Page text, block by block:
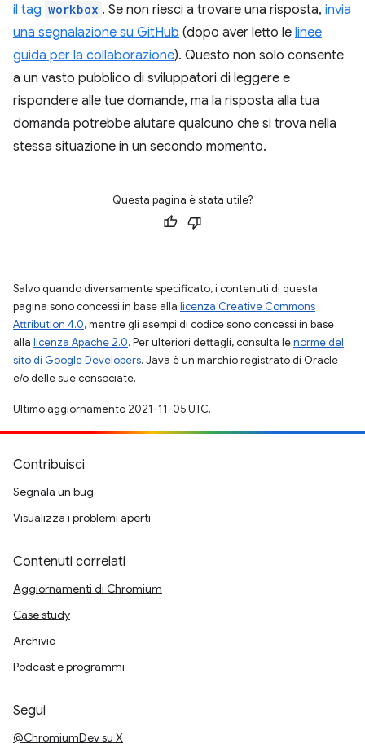
il tag workbox . Se non riesci a trovare una risposta, invia
una segnalazione su GitHub (dopo aver letto le linee
guida per la collaborazione). Questo non solo consente
a un vasto pubblico di sviluppatori di leggere e
rispondere alle tue domande, ma la risposta alla tua
domanda potrebbe aiutare qualcuno che si trova nella
stessa situazione in un secondo momento.
Questa pagina è stata utile?
Salvo quando diversamente specificato, i contenuti di questa
pagina sono concessi in base alla licenza Creative Commons
Attribution 4.0, mentre gli esempi di codice sono concessi in base
alla licenza Apache 2.0. Per ulteriori dettagli, consulta lenorme del
sito di Google Developers. Java è un marchio registrato di Oracle
e/o delle sue consociate.
Ultimo aggiornamento 2021-11-05 UTC.
Contribuisci
Segnala un bug
Visualizza i problemi aperti
Contenuti correlati
Aggiornamenti di Chromium
Case study
Archivio
Podcast e programmi
Segui
@ChromiumDev su X